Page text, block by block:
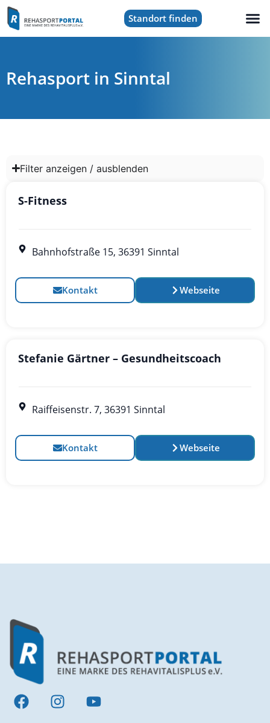
Standort finden
Rehasport in Sinntal
Filter anzeigen / ausblenden
S-Fitness
Bahnhofstraße 15, 36391 Sinntal
Kontakt Webseite
Stefanie Gärtner – Gesundheitscoach
Raiffeisenstr. 7, 36391 Sinntal
Kontakt Webseite